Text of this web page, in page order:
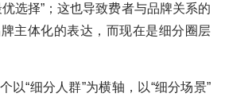
选择”；这也导致费者与品牌关系的
主体化的表达，而现在是细分圈层
以“细分人群”为横轴，以“细分场景”